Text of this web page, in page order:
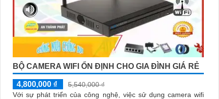
BỘ CAMERA WIFI ỔN ĐỊNH CHO GIA ĐÌNH GIÁ RẺ
4,800,000 ₫
5,540,000 ₫
Với sự phát triển của công nghệ, việc sử dụng camera wifi